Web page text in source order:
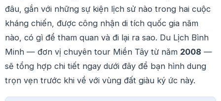
đâu, gắn với những sự kiện lịch sử nào trong hai cuộc
kháng chiến, được công nhận di tích quốc gia năm
nào, có gì để tham quan và đi lại ra sao. Du Lịch Bình
Minh — đơn vị chuyên tour Miền Tây từ năm 2008 —
sẽ tổng hợp chi tiết ngay dưới đây để bạn hình dung
trọn vẹn trước khi về với vùng đất giàu ký ức này.